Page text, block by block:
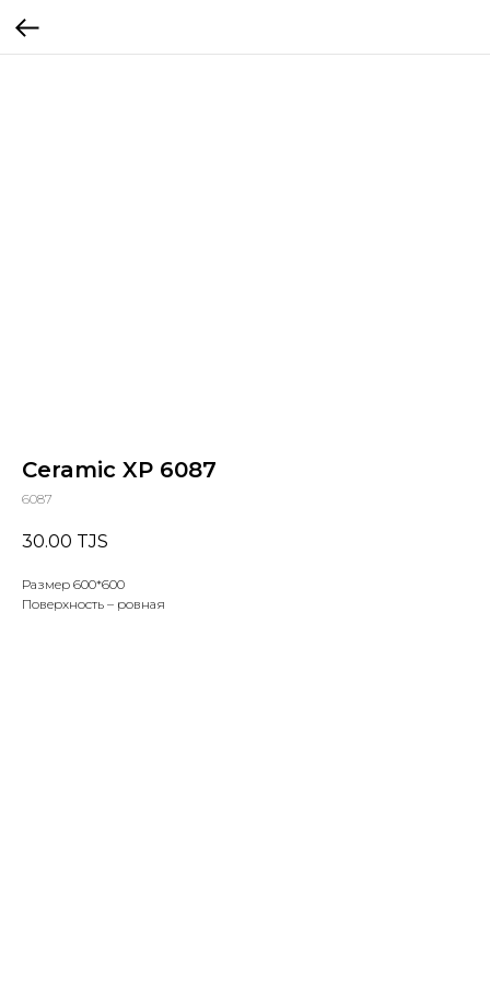
Ceramic XP 6087
6087
30.00 TJS
Размер 600*600
Поверхность – ровная